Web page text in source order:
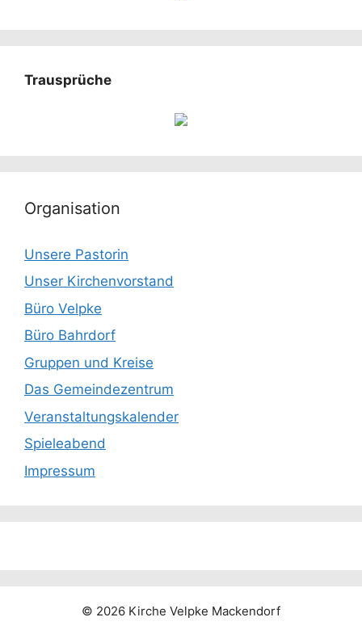
Trausprüche
Organisation
Unsere Pastorin
Unser Kirchenvorstand
Büro Velpke
Büro Bahrdorf
Gruppen und Kreise
Das Gemeindezentrum
Veranstaltungskalender
Spieleabend
Impressum
© 2026 Kirche Velpke Mackendorf